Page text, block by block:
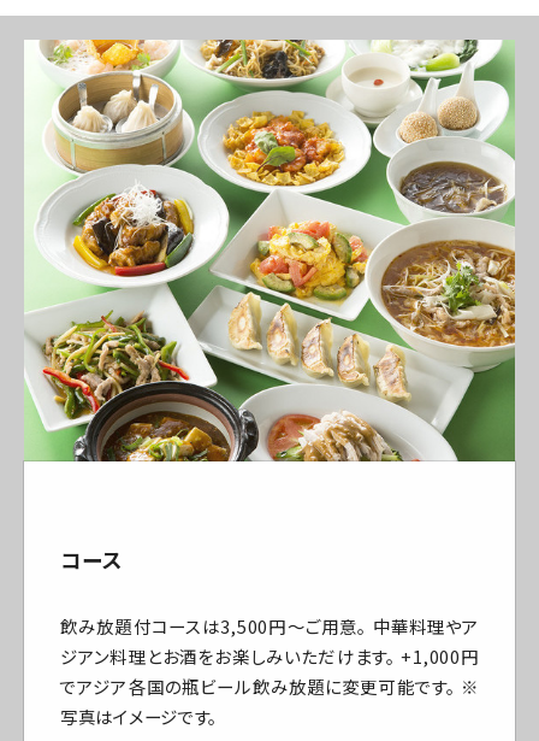
コース
飲み放題付コースは3,500円～ご用意。 中華料理やア
ジアン料理とお酒をお楽しみいただけます。 +1,000円
でアジア各国の瓶ビール飲み放題に変更可能です。 ※
写真はイメージです。